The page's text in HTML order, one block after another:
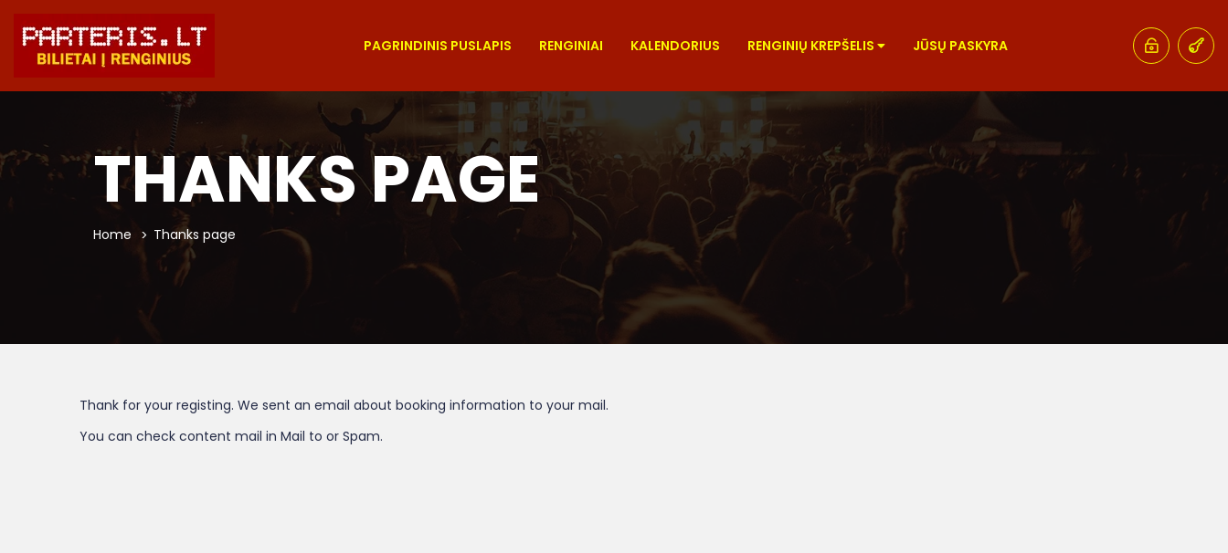
PAGRINDINIS PUSLAPIS RENGINIAI KALENDORIUS RENGINIŲ KREPŠELIS JŪSŲ PASKYRA
THANKS PAGE
Home Thanks page
Thank for your registing. We sent an email about booking information to your mail.
You can check content mail in Mail to or Spam.